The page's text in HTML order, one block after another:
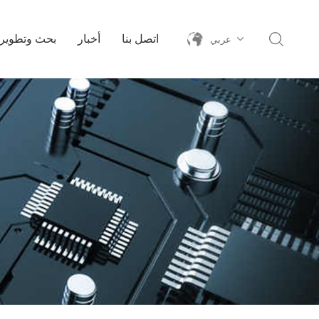
بحث وتطوير أخبار اتصل بنا عربي